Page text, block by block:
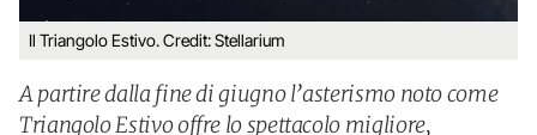
Il Triangolo Estivo. Credit: Stellarium
A partire dalla fine di giugno l’asterismo noto come
Triangolo Estivo offre lo spettacolo migliore,